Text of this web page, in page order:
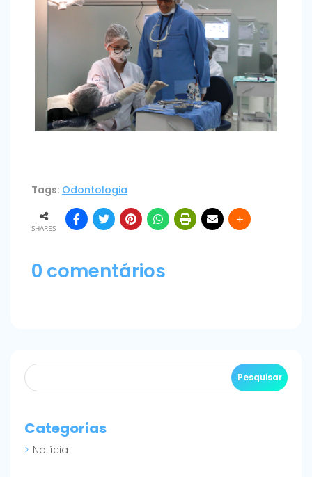
Tags: Odontologia
SHARES
0 comentários
Categorias
Notícia